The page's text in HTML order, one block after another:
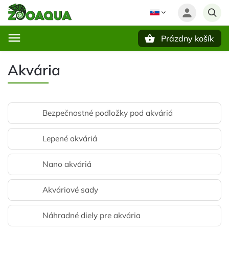
Prázdny košík
Akvária
Bezpečnostné podložky pod akváriá
Lepené akváriá
Nano akváriá
Akváriové sady
Náhradné diely pre akvária